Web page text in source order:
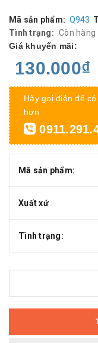
Mã sản phẩm: Q943
Tình trạng: Còn hàng
Giá khuyến mãi:
130.000₫
Hãy gọi điện để
hơn
Mã sản phẩm:
Xuất xứ
Tình trạng: